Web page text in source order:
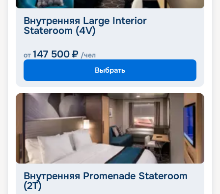
Внутренняя Large Interior
Stateroom (4V)
от 147 500 ₽ /чел
Выбрать
Внутренняя Promenade Stateroom
(2T)